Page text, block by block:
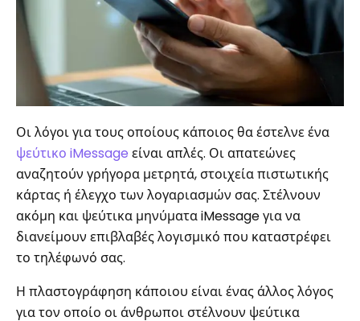
Οι λόγοι για τους οποίους κάποιος θα έστελνε ένα
ψεύτικο iMessage είναι απλές. Οι απατεώνες
αναζητούν γρήγορα μετρητά, στοιχεία πιστωτικής
κάρτας ή έλεγχο των λογαριασμών σας. Στέλνουν
ακόμη και ψεύτικα μηνύματα iMessage για να
διανείμουν επιβλαβές λογισμικό που καταστρέφει
το τηλέφωνό σας.
Η πλαστογράφηση κάποιου είναι ένας άλλος λόγος
για τον οποίο οι άνθρωποι στέλνουν ψεύτικα